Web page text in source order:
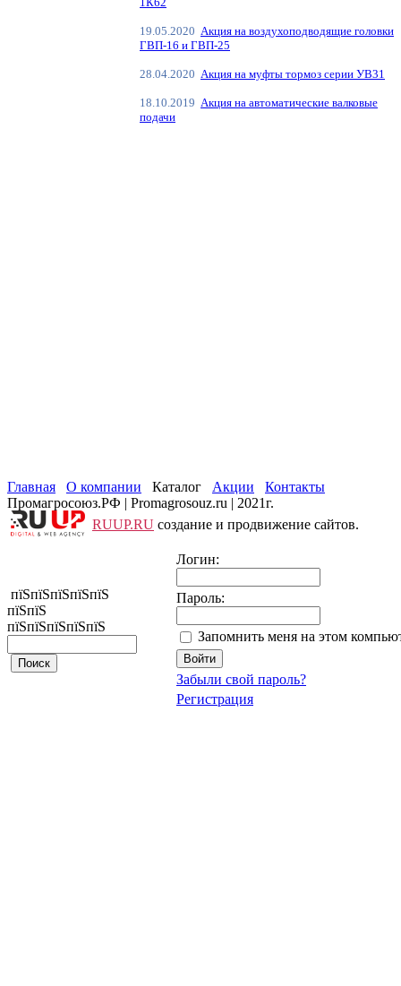
19.05.2020 Акция на воздухоподводящие головки
ГВП-16 и ГВП-25
28.04.2020 Акция на муфты тормоз серии УВ31
18.10.2019 Акция на автоматические валковые
подачи
Главная О компании Каталог Акции
Контакты
Промагросоюз.РФ | Promagrosouz.ru | 2021г.
RUUP.RU создание и продвижение сайтов.
пїЅпїЅпїЅпїЅпїЅ
пїЅпїЅ
пїЅпїЅпїЅпїЅпїЅ
Логин:
Пароль:
Запомнить меня на этом
Забыли свой пароль?
Регистрация